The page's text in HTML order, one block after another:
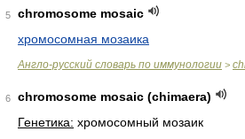
5
chromosome mosaic
хромосомная мозаика
Англо-русский словарь по иммунологии >
6
chromosome mosaic (chimaera)
Генетика: хромосомный мозаик